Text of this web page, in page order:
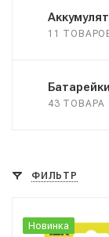
11
Батарейки
43 ТОВАРА
ФИЛЬТР
Новинка